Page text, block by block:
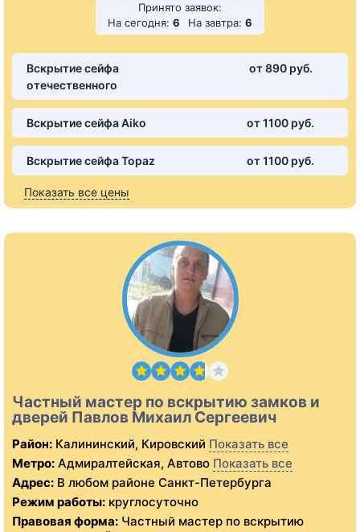
Принято заявок:
На сегодня: 6 На завтра: 6
Вскрытие сейфа
отечественного
от 890 pуб.
Вскрытие сейфа Aiko от 1100 pуб.
Вскрытие сейфа Topaz от 1100 pуб.
Показать все цены
Частный мастер по вскрытию замков и
дверей Павлов Михаил Сергеевич
Район: Калининский, Кировский Показать все
Метро: Адмиралтейская, Автово Показать все
Адрес: В любом районе Санкт-Петербурга
Режим работы: круглосуточно
Правовая форма: Частный мастер по вскрытию